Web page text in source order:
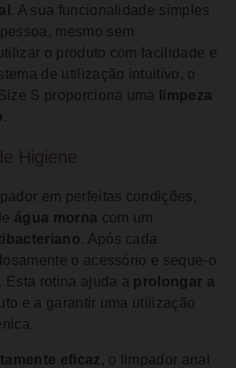
. A sua funcionalidade simples
mesmo sem
o produto com facilidade e
de utilização intuitivo, o
S proporciona uma
limpeza
.
Higiene
em perfeitas condições,
água morna com um
. Após cada
o acessório e seque-o
Esta rotina ajuda a prolongar a
e a garantir uma utilização
eficaz , o limpador anal